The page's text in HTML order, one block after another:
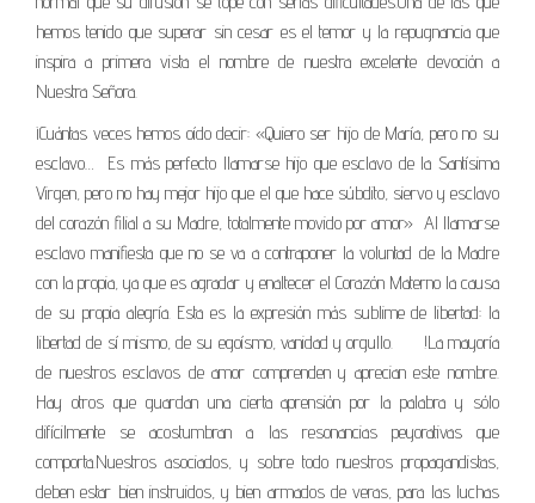
hemos tenido que superar sin cesar es el temor y la repugnancia que
inspira a primera vista el nombre de nuestra excelente devoción a
Nuestra Señora.
¡Cuántas veces hemos oído decir: «Quiero ser hijo de María, pero no su
esclavo… Es más perfecto llamarse hijo que esclavo de la Santísima
Virgen, pero no hay mejor hijo que el que hace súbdito, siervo y esclavo
del corazón filial a su Madre, totalmente movido por amor» Al llamarse
esclavo manifiesta que no se va a contraponer la voluntad de la Madre
con la propia, ya que es agradar y enaltecer el Corazón Materno la causa
de su propia alegría. Esta es la expresión más sublime de libertad: la
libertad de sí mismo, de su egoísmo, vanidad y orgullo. !La mayoría
de nuestros esclavos de amor comprenden y aprecian este nombre.
Hay otros que guardan una cierta aprensión por la palabra y sólo
difícilmente se acostumbran a las resonancias peyorativas que
comporta.Nuestros asociados, y sobre todo nuestros propagandistas,
deben estar bien instruidos, y bien armados de veras, para las luchas